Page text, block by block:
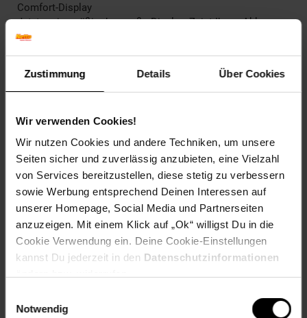
Zustimmung Details Über Cookies
Wir verwenden Cookies!
Wir nutzen Cookies und andere Techniken, um unsere
Seiten sicher und zuverlässig anzubieten, eine Vielzahl
von Services bereitzustellen, diese stetig zu verbessern
sowie Werbung entsprechend Deinen Interessen auf
unserer Homepage, Social Media und Partnerseiten
anzuzeigen. Mit einem Klick auf „Ok“ willigst Du in die
Cookie Verwendung ein. Deine Cookie-Einstellungen
kannst Du jederzeit in den Datenschutzinformationen
Notwendig
Comfort-Display
Jetzt serienmäßig das große Display. Zeigt Ihnen Akku-
Spannung, Geschwindigkeit, gefahrene Kilometer auf einen
LEGAL und OFFIZIELL auf der Straße fahren
Der Revoluzzer verfügt über eine Straßenzulassung
Fahrzeug bei.
Lieferumfang
1x Revoluzzer, Version 4.0 - 20 km/h - Straßenzugelassen
1x Akkupack 48V 18AH
1x Sitz
1x Holztrittbrett
1x Beleuchtung vorne und hinten
1x Kennzeichenhalter seitlich
1x Ladegerät
1x Spiegel links & rechts
1x ComfortDisplay
1x Anleitung (deutsch)